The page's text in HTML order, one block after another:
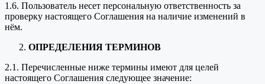
1.6. Пользователь несет персональную ответственность за
проверку настоящего Соглашения на наличие изменений в
нём.
ОПРЕДЕЛЕНИЯ ТЕРМИНОВ
2.1. Перечисленные ниже термины имеют для целей
настоящего Соглашения следующее значение: